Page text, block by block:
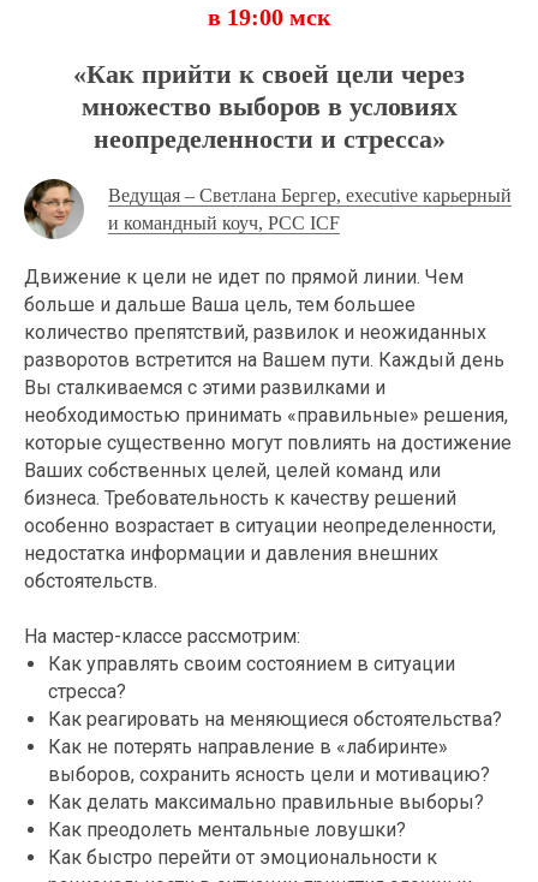
в 19:00 мск
«Как прийти к своей цели через
множество выборов в условиях
неопределенности и стресса»
Ведущая – Светлана Бергер, executive карьерный
и командный коуч, PCC ICF
Движение к цели не идет по прямой линии. Чем
больше и дальше Ваша цель, тем большее
количество препятствий, развилок и неожиданных
разворотов встретится на Вашем пути. Каждый день
Вы сталкиваемся с этими развилками и
необходимостью принимать «правильные» решения,
которые существенно могут повлиять на достижение
Ваших собственных целей, целей команд или
бизнеса. Требовательность к качеству решений
особенно возрастает в ситуации неопределенности,
недостатка информации и давления внешних
обстоятельств.
На мастер-классе рассмотрим:
Как управлять своим состоянием в ситуации
стресса?
Как реагировать на меняющиеся обстоятельства?
Как не потерять направление в «лабиринте»
выборов, сохранить ясность цели и мотивацию?
Как делать максимально правильные выборы?
Как преодолеть ментальные ловушки?
Как быстро перейти от эмоциональности к